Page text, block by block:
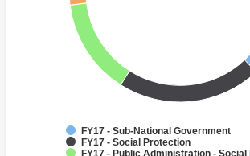
FY17 - Sub-National Government
FY17 - Social Protection